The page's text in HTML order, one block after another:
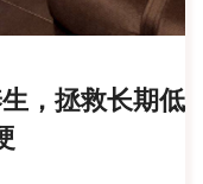
，拯救长期低